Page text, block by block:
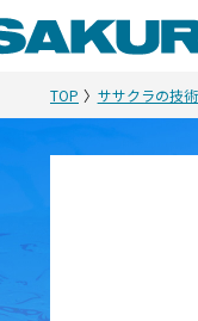
TOP ササクラの技